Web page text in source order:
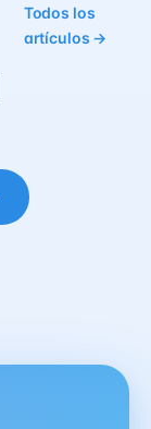
Todos los
artículos →